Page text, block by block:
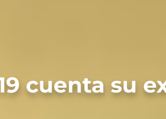
cuenta su